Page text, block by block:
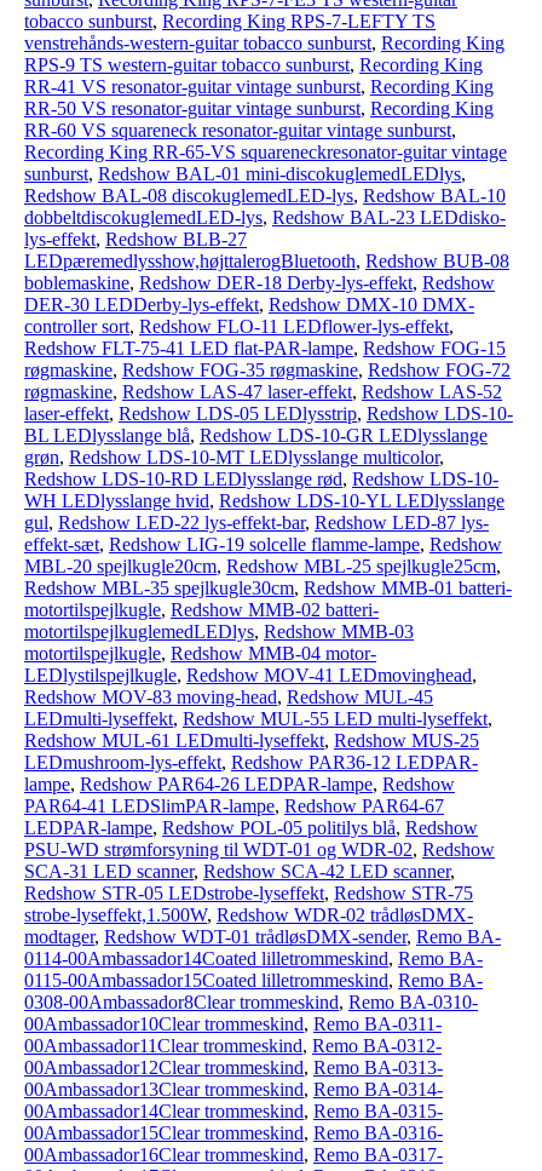
tobacco sunburst, Recording King RPS-7-LEFTY TS
venstrehånds-western-guitar tobacco sunburst, Recording King
RPS-9 TS western-guitar tobacco sunburst, Recording King
RR-41 VS resonator-guitar vintage sunburst, Recording King
RR-50 VS resonator-guitar vintage sunburst, Recording King
RR-60 VS squareneck resonator-guitar vintage sunburst,
Recording King RR-65-VS squareneckresonator-guitar vintage
sunburst, Redshow BAL-01 mini-discokuglemedLEDlys,
Redshow BAL-08 discokuglemedLED-lys, Redshow BAL-10
dobbeltdiscokuglemedLED-lys, Redshow BAL-23 LEDdisko-
lys-effekt, Redshow BLB-27
LEDpæremedlysshow,højttalerogBluetooth, Redshow BUB-08
boblemaskine, Redshow DER-18 Derby-lys-effekt, Redshow
DER-30 LEDDerby-lys-effekt, Redshow DMX-10 DMX-
controller sort, Redshow FLO-11 LEDflower-lys-effekt,
Redshow FLT-75-41 LED flat-PAR-lampe, Redshow FOG-15
røgmaskine, Redshow FOG-35 røgmaskine, Redshow FOG-72
røgmaskine, Redshow LAS-47 laser-effekt, Redshow LAS-52
laser-effekt, Redshow LDS-05 LEDlysstrip, Redshow LDS-10-
BL LEDlysslange blå, Redshow LDS-10-GR LEDlysslange
grøn, Redshow LDS-10-MT LEDlysslange multicolor,
Redshow LDS-10-RD LEDlysslange rød, Redshow LDS-10-
WH LEDlysslange hvid, Redshow LDS-10-YL LEDlysslange
gul, Redshow LED-22 lys-effekt-bar, Redshow LED-87 lys-
effekt-sæt, Redshow LIG-19 solcelle flamme-lampe, Redshow
MBL-20 spejlkugle20cm, Redshow MBL-25 spejlkugle25cm,
Redshow MBL-35 spejlkugle30cm, Redshow MMB-01 batteri-
motortilspejlkugle, Redshow MMB-02 batteri-
motortilspejlkuglemedLEDlys, Redshow MMB-03
motortilspejlkugle, Redshow MMB-04 motor-
LEDlystilspejlkugle, Redshow MOV-41 LEDmovinghead,
Redshow MOV-83 moving-head, Redshow MUL-45
LEDmulti-lyseffekt, Redshow MUL-55 LED multi-lyseffekt,
Redshow MUL-61 LEDmulti-lyseffekt, Redshow MUS-25
LEDmushroom-lys-effekt, Redshow PAR36-12 LEDPAR-
lampe, Redshow PAR64-26 LEDPAR-lampe, Redshow
PAR64-41 LEDSlimPAR-lampe, Redshow PAR64-67
LEDPAR-lampe, Redshow POL-05 politilys blå, Redshow
PSU-WD strømforsyning til WDT-01 og WDR-02, Redshow
SCA-31 LED scanner, Redshow SCA-42 LED scanner,
Redshow STR-05 LEDstrobe-lyseffekt, Redshow STR-75
strobe-lyseffekt,1.500W, Redshow WDR-02 trådløsDMX-
modtager, Redshow WDT-01 trådløsDMX-sender, Remo BA-
0114-00Ambassador14Coated lilletrommeskind, Remo BA-
0115-00Ambassador15Coated lilletrommeskind, Remo BA-
0308-00Ambassador8Clear trommeskind, Remo BA-0310-
00Ambassador10Clear trommeskind, Remo BA-0311-
00Ambassador11Clear trommeskind, Remo BA-0312-
00Ambassador12Clear trommeskind, Remo BA-0313-
00Ambassador13Clear trommeskind, Remo BA-0314-
00Ambassador14Clear trommeskind, Remo BA-0315-
00Ambassador15Clear trommeskind, Remo BA-0316-
00Ambassador16Clear trommeskind, Remo BA-0317-